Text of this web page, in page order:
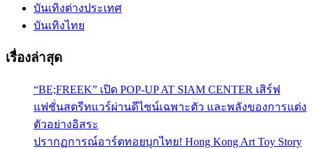
บันเทิงต่างประเทศ
บันเทิงไทย
เรื่องล่าสุด
“BE;FREEK” เปิด POP-UP AT SIAM CENTER เสิร์ฟ
แฟชั่นสตรีทแวร์ผ่านดีไซน์เฉพาะตัว และพลังของการแต่ง
ตัวอย่างอิสระ
ปรากฏการณ์อาร์ตทอยบุกไทย! Hong Kong Art Toy Story